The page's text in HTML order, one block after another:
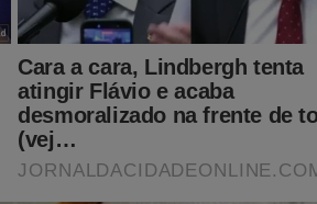
site!? Não está computando
que mesmo mudando o
altera e sempre o não fica na
que está havendo